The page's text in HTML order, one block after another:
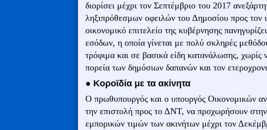
διορίσει μέχρι τον Σεπτέμβριο του 2017
ληξιπρόθεσμων οφειλών του Δημοσίου προς τον
οικονομικό επιτελείο της κυβέρνησης
εσόδων, η οποία γίνεται με πολύ σκληρές
τρόφιμα και σε βασικά είδη κατανάλωσης, χωρίς
πορεία των δημόσιων δαπανών και τον
● Κοροϊδία με τα ακίνητα
Ο πρωθυπουργός και ο υπουργός Οικονομικών
την επιστολή προς το ΔΝΤ, να προχωρήσουν
εμπορικών τιμών των ακινήτων μέχρι τον